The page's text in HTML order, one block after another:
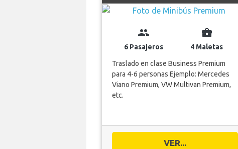
group
6 Pasajeros
business_center
4 Maletas
Traslado en clase Business Premium
para 4-6 personas Ejemplo: Mercedes
Viano Premium, VW Multivan Premium,
etc.
VER...